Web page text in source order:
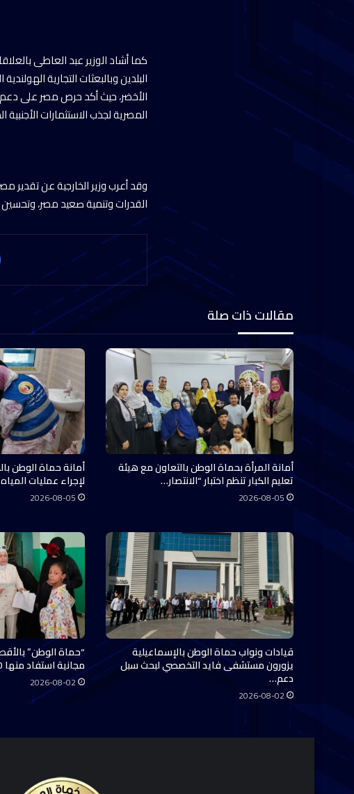
كما أشاد الوزير عبد العاطى
البلدين وبالبعثات التجارية
الأخضر، حيث أكد حرص مصر على دعم
المصرية لجذب الاستثمارات الأجنبية
وقد أعرب وزير الخارجية عن تقدير
القدرات وتنمية صعيد مصر،
مقالات ذات صلة
أمانة المرأة بحماة الوطن بالتعاون مع هيئة
تعليم الكبار تنظم اختبار “الانتصار…
2026-08-05
أمانة حماة الوطن
لإجراء عمليات
2026-08-05
قيادات ونواب حماة الوطن بالإسماعيلية
يزورون مستشفى فايد التخصصي لبحث سبل
دعم…
2026-08-02
“حماة الوطن”
مجانية استفاد منها 280 مواطناً بقرية…
2026-08-02